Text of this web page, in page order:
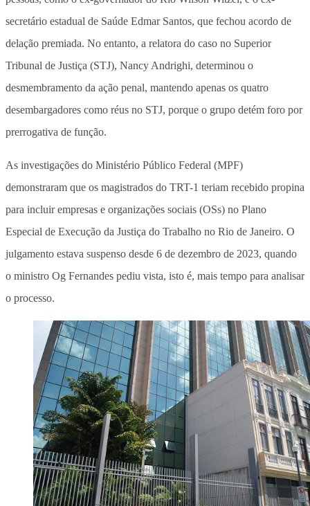
secretário estadual de Saúde Edmar Santos, que fechou acordo de
delação premiada. No entanto, a relatora do caso no Superior
Tribunal de Justiça (STJ), Nancy Andrighi, determinou o
desmembramento da ação penal, mantendo apenas os quatro
desembargadores como réus no STJ, porque o grupo detém foro por
prerrogativa de função.
As investigações do Ministério Público Federal (MPF)
demonstraram que os magistrados do TRT-1 teriam recebido propina
para incluir empresas e organizações sociais (OSs) no Plano
Especial de Execução da Justiça do Trabalho no Rio de Janeiro. O
julgamento estava suspenso desde 6 de dezembro de 2023, quando
o ministro Og Fernandes pediu vista, isto é, mais tempo para analisar
o processo.